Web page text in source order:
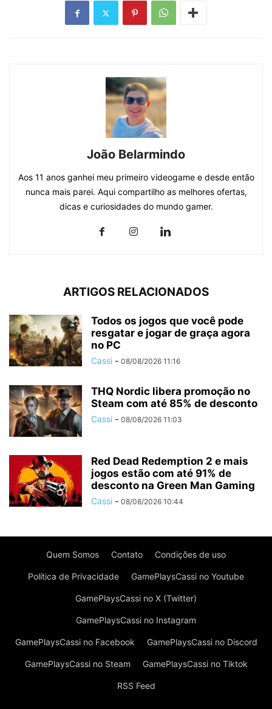
João Belarmindo
Aos 11 anos ganhei meu primeiro videogame e desde então
nunca mais parei. Aqui compartilho as melhores ofertas,
dicas e curiosidades do mundo gamer.
ARTIGOS RELACIONADOS
Todos os jogos que você pode
resgatar e jogar de graça agora
no PC
Cassi - 08/08/2026 11:16
THQ Nordic libera promoção no
Steam com até 85% de desconto
Cassi - 08/08/2026 11:03
Red Dead Redemption 2 e mais
jogos estão com até 91% de
desconto na Green Man Gaming
Cassi - 08/08/2026 10:44
Quem Somos Contato Condições de uso
Política de Privacidade GamePlaysCassi no Youtube
GamePlaysCassi no X (Twitter)
GamePlaysCassi no Instagram
GamePlaysCassi no Facebook GamePlaysCassi no Discord
GamePlaysCassi no Steam GamePlaysCassi no Tiktok
RSS Feed